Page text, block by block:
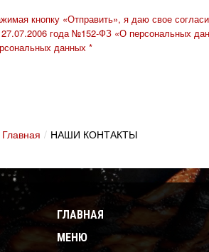
кнопку «Отправить», я даю свое
27.07.2006 года №152-ФЗ «О персональных
данных *
Главная / НАШИ КОНТАКТЫ
ГЛАВНАЯ
МЕНЮ